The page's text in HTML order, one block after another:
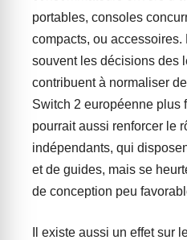
portables, consoles
compacts, ou
souvent les décisions des
contribuent à normaliser
Switch 2 européenne plus
pourrait aussi renforcer le
indépendants, qui
et de guides, mais se
de conception peu
Il existe aussi un effet sur